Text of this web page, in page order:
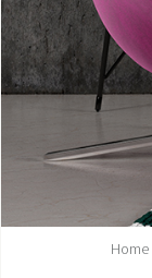
Home